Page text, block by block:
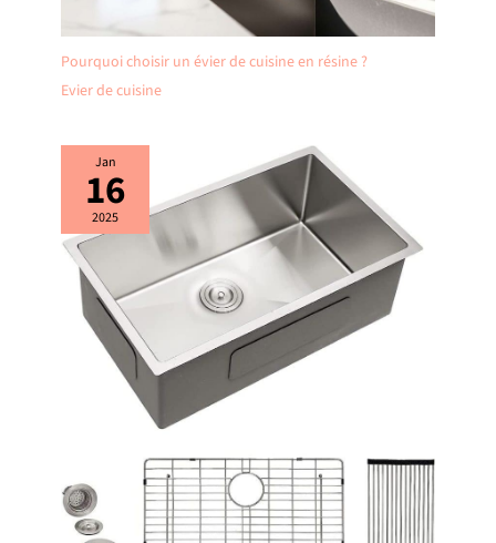
Pourquoi choisir un évier de cuisine en résine ?
Evier de cuisine
Jan
16
2025